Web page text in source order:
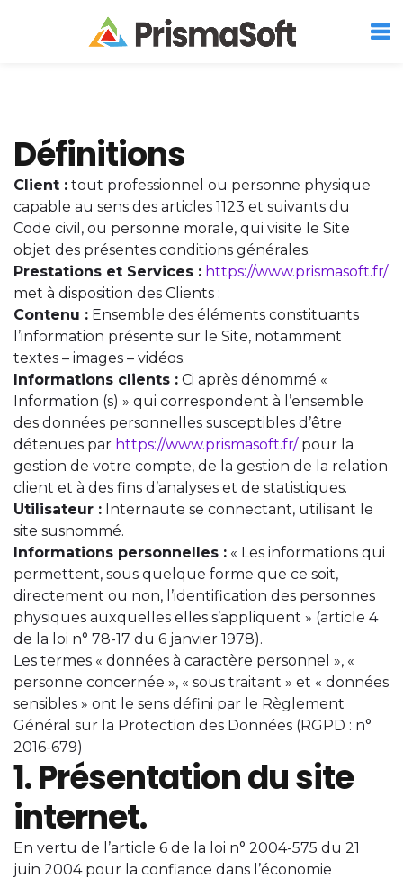
Définitions
Client : tout professionnel ou personne physique
capable au sens des articles 1123 et suivants du
Code civil, ou personne morale, qui visite le Site
objet des présentes conditions générales.
Prestations et Services : https://www.prismasoft.fr/
met à disposition des Clients :
Contenu : Ensemble des éléments constituants
l’information présente sur le Site, notamment
textes – images – vidéos.
Informations clients : Ci après dénommé «
Information (s) » qui correspondent à l’ensemble
des données personnelles susceptibles d’être
détenues par https://www.prismasoft.fr/pour la
gestion de votre compte, de la gestion de la relation
client et à des fins d’analyses et de statistiques.
Utilisateur : Internaute se connectant, utilisant le
site susnommé.
Informations personnelles : « Les informations qui
permettent, sous quelque forme que ce soit,
directement ou non, l’identification des personnes
physiques auxquelles elles s’appliquent » (article 4
de la loi n° 78-17 du 6 janvier 1978).
Les termes « données à caractère personnel », «
personne concernée », « sous traitant » et « données
sensibles » ont le sens défini par le Règlement
Général sur la Protection des Données (RGPD : n°
2016-679)
1. Présentation du site
internet.
En vertu de l’article 6 de la loi n° 2004-575 du 21
juin 2004 pour la confiance dans l’économie